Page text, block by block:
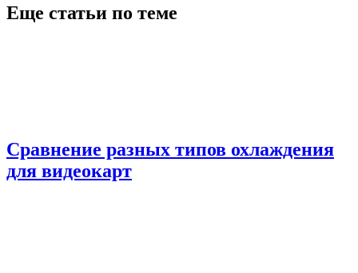
Еще статьи по теме
Сравнение разных типов охлаждения
для видеокарт